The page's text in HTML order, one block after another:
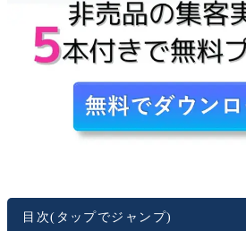
目次(タップでジャンプ)